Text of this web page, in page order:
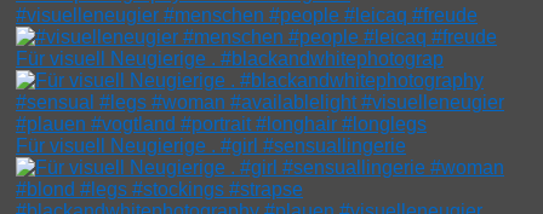
#visuelleneugier #menschen #people #leicaq #freude
Für visuell Neugierige . #blackandwhitephotograp
Für visuell Neugierige . #girl #sensuallingerie